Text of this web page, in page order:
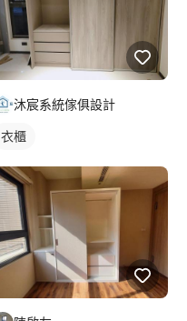
沐宸系統傢俱設計
衣櫃